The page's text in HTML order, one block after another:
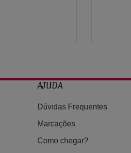
AJUDA
Dúvidas Frequentes
Marcações
Como chegar?